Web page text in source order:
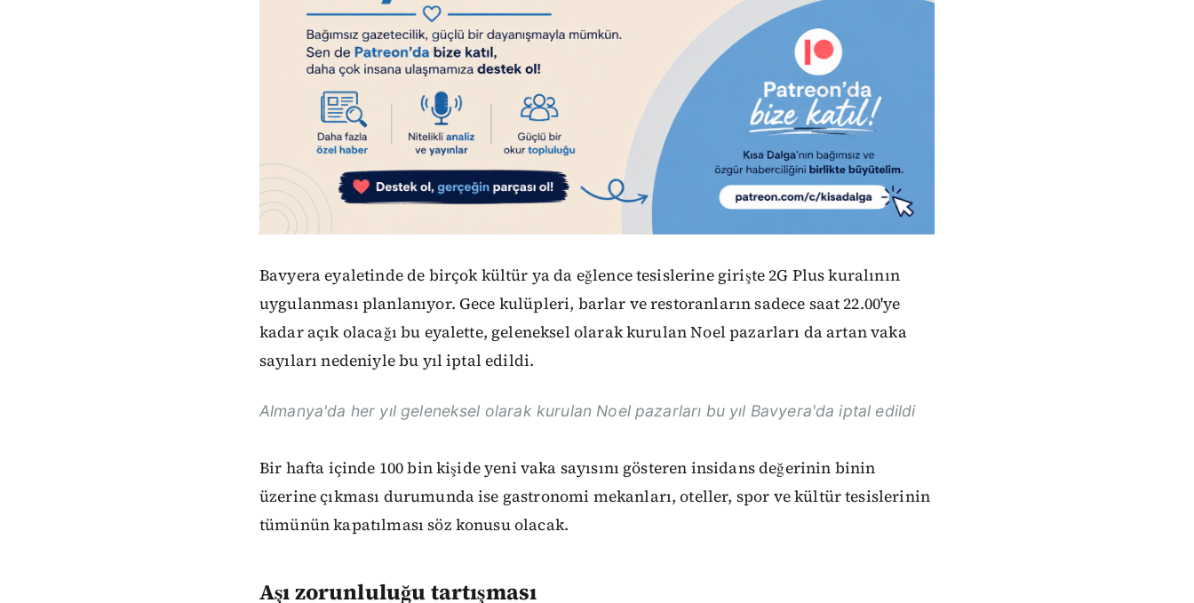
Bavyera eyaletinde de birçok kültür ya da eğlence tesislerine girişte 2G Plus kuralının
uygulanması planlanıyor. Gece kulüpleri, barlar ve restoranların sadece saat 22.00'ye
kadar açık olacağı bu eyalette, geleneksel olarak kurulan Noel pazarları da artan vaka
sayıları nedeniyle bu yıl iptal edildi.
Almanya'da her yıl geleneksel olarak kurulan Noel pazarları bu yıl Bavyera'da iptal edildi
Bir hafta içinde 100 bin kişide yeni vaka sayısını gösteren insidans değerinin binin
üzerine çıkması durumunda ise gastronomi mekanları, oteller, spor ve kültür tesislerinin
tümünün kapatılması söz konusu olacak.
Aşı zorunluluğu tartışması